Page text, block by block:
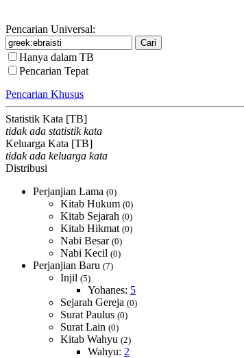
Pencarian Universal:
Hanya dalam TB
Pencarian Tepat
Pencarian Khusus
Statistik Kata [TB]
tidak ada statistik kata
Keluarga Kata [TB]
tidak ada keluarga kata
Distribusi
Perjanjian Lama (0)
Kitab Hukum (0)
Kitab Sejarah (0)
Kitab Hikmat (0)
Nabi Besar (0)
Nabi Kecil (0)
Perjanjian Baru (7)
Injil (5)
Yohanes: 5
Sejarah Gereja (0)
Surat Paulus (0)
Surat Lain (0)
Kitab Wahyu (2)
Wahyu: 2